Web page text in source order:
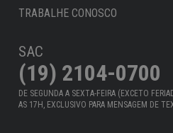
TRABALHE CONOSCO
SAC
(19) 2104-0700
DE SEGUNDA A SEXTA-FEIRA (EXCETO
AS 17H, EXCLUSIVO PARA MENSAGEM DE